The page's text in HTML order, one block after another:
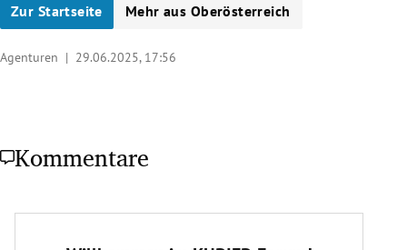
Zur Startseite Mehr aus Oberösterreich
Agenturen | 29.06.2025, 17:56
Kommentare